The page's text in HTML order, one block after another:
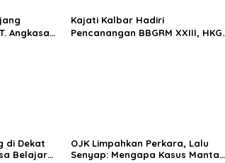
Angkasa
Kajati Kalbar Hadiri
Pencanangan BBGRM XXIII, HKG
di Dekat
Belajar
OJK Limpahkan Perkara, Lalu
Senyap: Mengapa Kasus Mantan